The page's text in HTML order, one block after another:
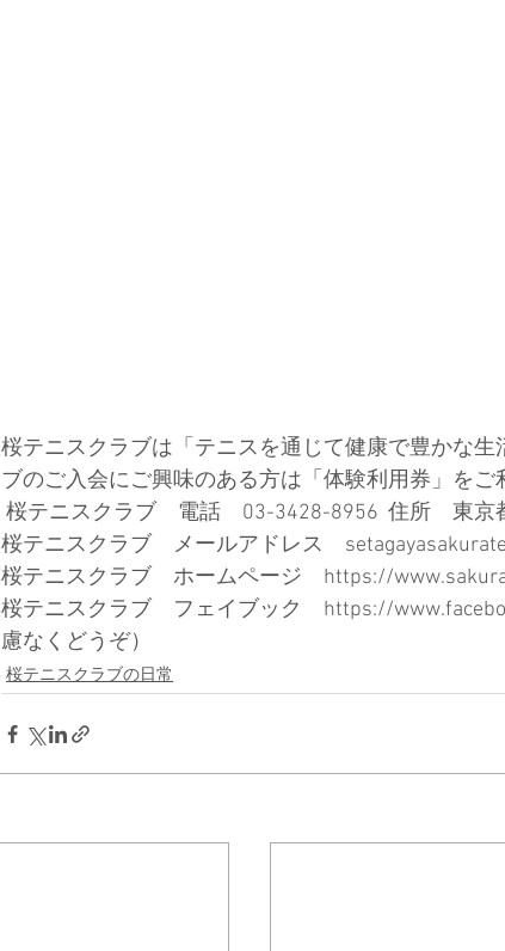
桜テニスクラブは「テニスを通じて健康で豊かな
ブのご入会にご興味のある方は「体験利用券」を
桜テニスクラブ　電話　03-3428-8956  住所
桜テニスクラブ　メールアドレス　
桜テニスクラブ　ホームページ　https://
桜テニスクラブ　フェイブック　https://
慮なくどうぞ）
桜テニスクラブの日常